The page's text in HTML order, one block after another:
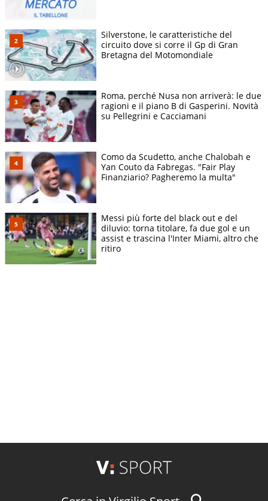
Silverstone, le caratteristiche del
circuito dove si corre il Gp di Gran
Bretagna del Motomondiale
Roma, perché Nusa non arriverà: le due
ragioni e il piano B di Gasperini. Novità
su Pellegrini e Cacciamani
Como da Scudetto, anche Chalobah e
Yan Couto da Fabregas. "Fair Play
Finanziario? Pagheremo la multa"
Messi più forte del black out e del
diluvio: torna titolare, fa due gol e un
assist e trascina l'Inter Miami, altro che
ritiro